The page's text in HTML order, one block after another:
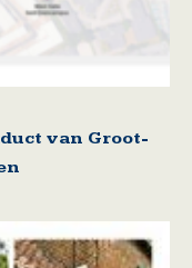
van Groot-